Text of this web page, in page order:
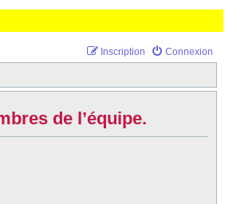
Connexion
Inscription
de l’équipe.